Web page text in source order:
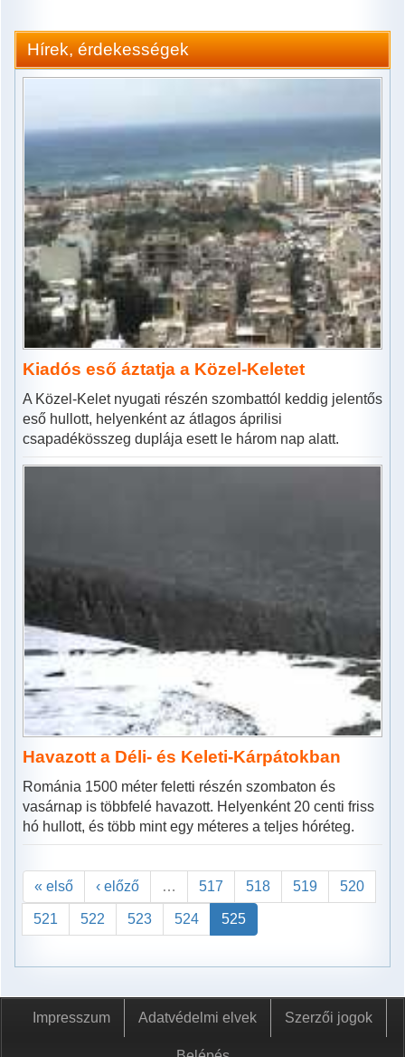
Hírek, érdekességek
Kiadós eső áztatja a Közel-Keletet
A Közel-Kelet nyugati részén szombattól keddig jelentős
eső hullott, helyenként az átlagos áprilisi
csapadékösszeg duplája esett le három nap alatt.
Havazott a Déli- és Keleti-Kárpátokban
Románia 1500 méter feletti részén szombaton és
vasárnap is többfelé havazott. Helyenként 20 centi friss
hó hullott, és több mint egy méteres a teljes hóréteg.
« első ‹ előző … 517 518 519 520
521 522 523 524 525
Impresszum Adatvédelmi elvek Szerzői jogok